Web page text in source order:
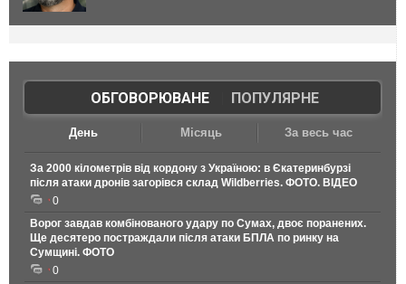
ОБГОВОРЮВАНЕ| ПОПУЛЯРНЕ
День Місяць За весь час
За 2000 кілометрів від кордону з Україною: в Єкатеринбурзі
після атаки дронів загорівся склад Wildberries. ФОТО. ВІДЕО
0
Ворог завдав комбінованого удару по Сумах, двоє поранених.
Ще десятеро постраждали після атаки БПЛА по ринку на
Сумщині. ФОТО
0